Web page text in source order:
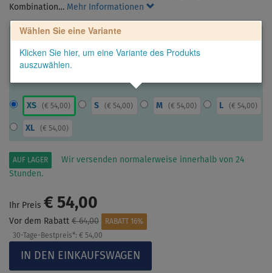
Kombination… Mehr Informationen
Wählen Sie eine Variante
Klicken Sie hier, um eine Variante des Produkts
auszuwählen.
XS ( € 54,00) S (€ 54,00) M ( € 54,00) L ( € 54,00)
XL ( € 54,00)
AUF LAGER
Wir versenden normalerweise innerhalb von 24
Stunden.
Ihr Preis € 54,00
Vor dem Rabatt € 64,00
RABATT 16%
30-Tage-Bestpreis*: € 54,00